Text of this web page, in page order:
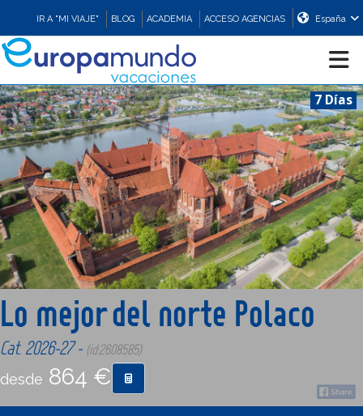
IR A "MI VIAJE" BLOG ACADEMIA ACCESO AGENCIAS España
CRUCEROS
EUROPA
ASIA
ORIENTE
PROMOCIONES
CONTACTO
7 Días
Lo mejor del norte Polaco
Cat. 2026-27 - (id:2608585)
desde 864 €